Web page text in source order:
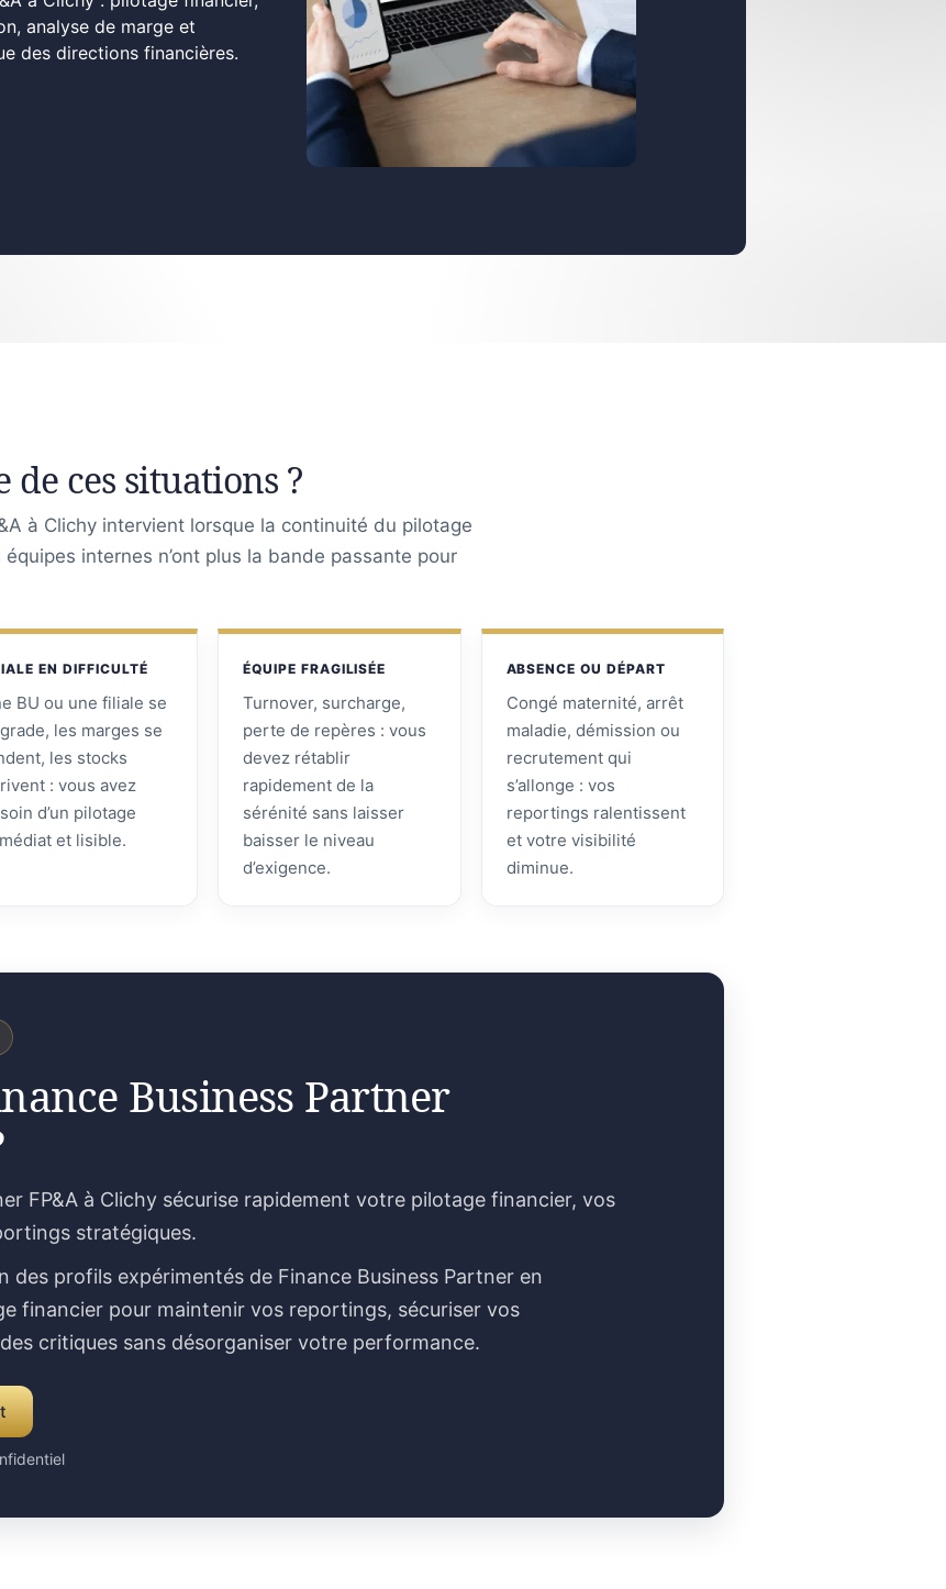
analyse de marge et
des directions financières.
de ces situations ?
à Clichy intervient lorsque la continuité du pilotage
internes n’ont plus la bande passante pour
EN DIFFICULTÉ
BU ou une filiale se
les marges se
les stocks
: vous avez
d’un pilotage
et lisible.
ÉQUIPE FRAGILISÉE
Turnover, surcharge,
perte de repères : vous
devez rétablir
rapidement de la
sérénité sans laisser
baisser le niveau
d’exigence.
ABSENCE OU DÉPART
Congé maternité, arrêt
maladie, démission ou
recrutement qui
s’allonge : vos
reportings ralentissent
et votre visibilité
diminue.
Business Partner
FP&A à Clichy sécurise rapidement votre pilotage financier, vos
stratégiques.
des profils expérimentés de Finance Business Partner en
financier pour maintenir vos reportings, sécuriser vos
critiques sans désorganiser votre performance.